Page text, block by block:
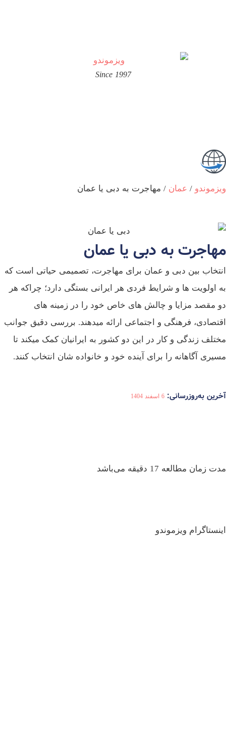
Since 1997
ویزموندو / عمان / مهاجرت به دبی یا عمان
مهاجرت به دبی یا عمان
انتخاب بین دبی و عمان برای مهاجرت، تصمیمی حیاتی است که
به اولویت‌ ها و شرایط فردی هر ایرانی بستگی دارد؛ چراکه هر
دو مقصد مزایا و چالش‌ های خاص خود را در زمینه‌ های
اقتصادی، فرهنگی و اجتماعی ارائه میدهند. بررسی دقیق جوانب
مختلف زندگی و کار در این دو کشور به ایرانیان کمک میکند تا
مسیری آگاهانه را برای آینده خود و خانواده‌ شان انتخاب کنند.
آخرین به‌روزرسانی: 6 اسفند 1404
مدت زمان مطالعه 17 دقیقه می‌باشد
اینستاگرام ویزموندو